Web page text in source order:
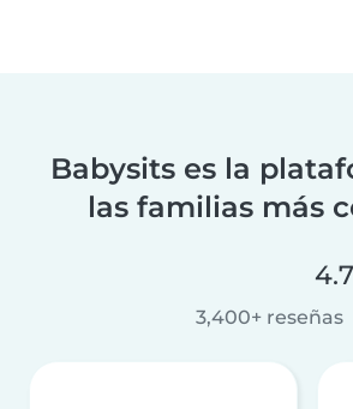
Babysits es la
las familias más
3,400+ reseñas